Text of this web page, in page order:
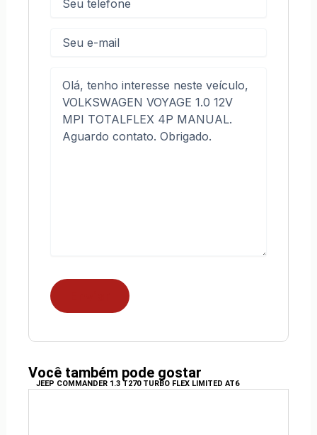
mail
Você também pode gostar
JEEP COMMANDER 1.3 T270 TURBO FLEX LIMITED AT6